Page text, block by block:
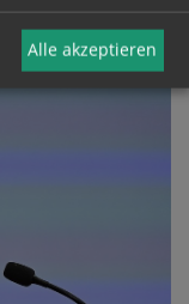
Alle akzeptieren